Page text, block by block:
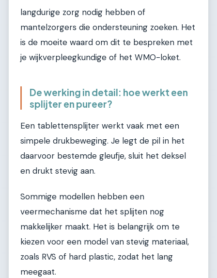
langdurige zorg nodig hebben of
mantelzorgers die ondersteuning zoeken. Het
is de moeite waard om dit te bespreken met
je wijkverpleegkundige of het WMO-loket.
De werking in detail: hoe werkt een
splijter en pureer?
Een tablettensplijter werkt vaak met een
simpele drukbeweging. Je legt de pil in het
daarvoor bestemde gleufje, sluit het deksel
en drukt stevig aan.
Sommige modellen hebben een
veermechanisme dat het splijten nog
makkelijker maakt. Het is belangrijk om te
kiezen voor een model van stevig materiaal,
zoals RVS of hard plastic, zodat het lang
meegaat.